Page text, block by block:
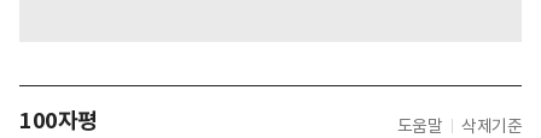
100자평 도움말 삭제기준